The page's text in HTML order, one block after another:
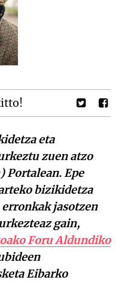
eta
zuen atzo
Portalean. Epe
bizikidetza
jasotzen
gain,
Foru Aldundiko
Eibarko